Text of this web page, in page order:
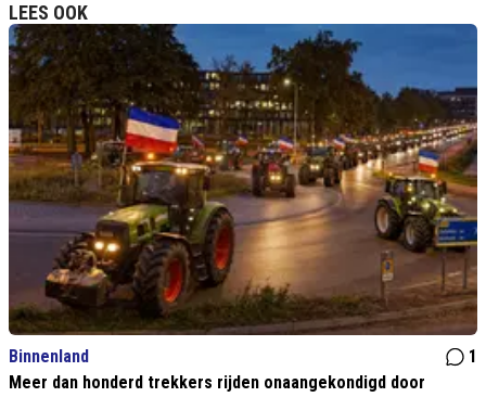
LEES OOK
Binnenland
1
Meer dan honderd trekkers rijden onaangekondigd door